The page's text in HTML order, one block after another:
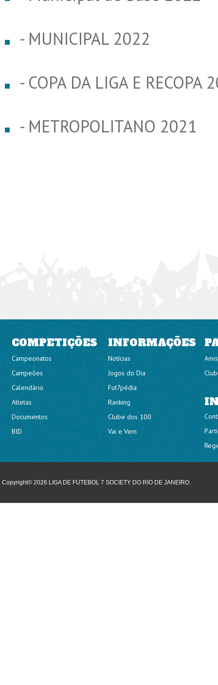
- MUNICIPAL 2022
- COPA DA LIGA E RECOPA
- METROPOLITANO 2021
COMPETIÇÕES INFORMAÇÕES
Campeonatos
Campeões
Calendário
Atletas
Documentos
BID
Notícias
Jogos do Dia
Fut7pédia
Ranking
Clube dos 100
Vai e Vem
Copyright© 2026 LIGA DE FUTEBOL 7 SOCIETY DO RIO DE JANEIRO.